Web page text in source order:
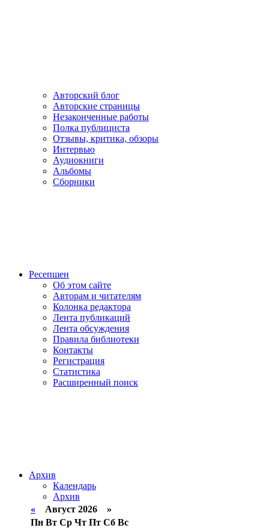
Авторский блог
Авторские страницы
Незаконченные работы
Полка публициста
Отзывы, критика, обзоры
Интервью
Аудиокниги
Альбомы
Сборники
Ресепшен
Об этом сайте
Авторам и читателям
Колонка редактора
Лента публикаций
Лента обсуждения
Правила библиотеки
Контакты
Регистрация
Статистика
Расширенный поиск
Архив
Календарь
Архив
« Август 2026 »
Пн Вт Ср Чт Пт Сб Вс